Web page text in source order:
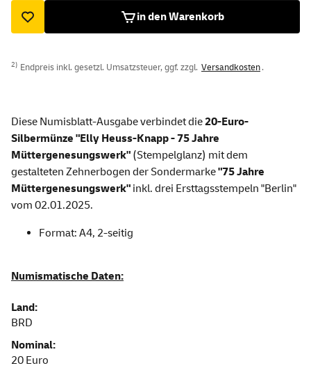
in den Warenkorb
2) Endpreis inkl. gesetzl. Umsatzsteuer, ggf. zzgl. Versandkosten.
Diese Numisblatt-Ausgabe verbindet die20-Euro-
Silbermünze "Elly Heuss-Knapp - 75 Jahre
Müttergenesungswerk" (Stempelglanz) mit dem
gestalteten Zehnerbogen der Sondermarke"75 Jahre
Müttergenesungswerk" inkl. drei Ersttagsstempeln "Berlin"
vom 02.01.2025.
Format: A4, 2-seitig
Numismatische Daten:
Land:
BRD
Nominal:
20 Euro